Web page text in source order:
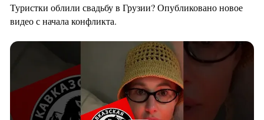
Туристки облили свадьбу в Грузии? Опубликовано новое
видео с начала конфликта.